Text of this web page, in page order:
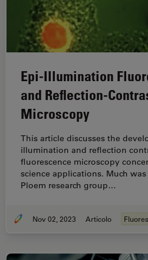
Zebrafish-Embryo Screening with Fast,
Epi-Illumination
and Reflection-
Microscopy
This article discusses the
illumination and reflection
fluorescence microscopy
science applications. Much
Ploem research group…
Nov 02, 2023 Articolo